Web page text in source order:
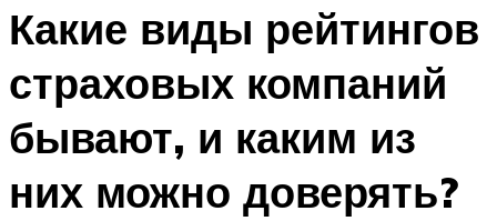
Какие виды рейтингов
страховых компаний
бывают, и каким из
них можно доверять?